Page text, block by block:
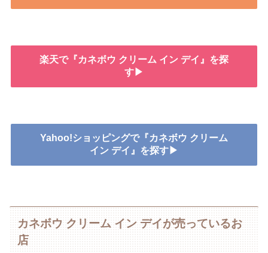
楽天で『カネボウ クリーム イン デイ』を探
す▶
Yahoo!ショッピングで『カネボウ クリーム
イン デイ』を探す▶
カネボウ クリーム イン デイが売っているお
店